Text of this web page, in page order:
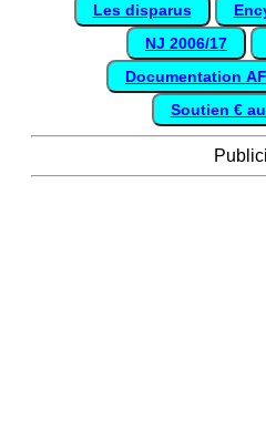
Les disparus
NJ 2006/17
Documentation
Soutien €